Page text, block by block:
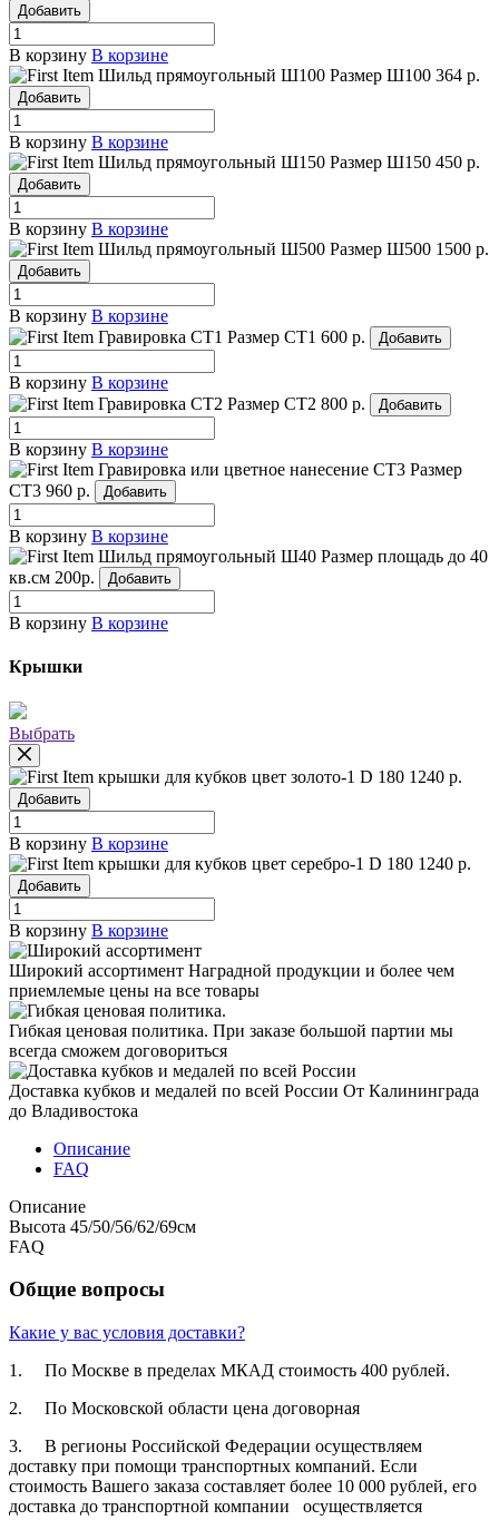
Добавить
В корзину В корзине
Шильд прямоугольный Ш100 Размер Ш100 364 р.
Добавить
В корзину В корзине
Шильд прямоугольный Ш150 Размер Ш150 450 р.
Добавить
В корзину В корзине
Шильд прямоугольный Ш500 Размер Ш500 1500 р.
Добавить
В корзину В корзине
Гравировка СТ1 Размер СТ1 600 р. Добавить
В корзину В корзине
Гравировка СТ2 Размер СТ2 800 р. Добавить
В корзину В корзине
Гравировка или цветное нанесение СТ3 Размер
СТ3 960 р. Добавить
В корзину В корзине
Шильд прямоугольный Ш40 Размер площадь до 40
кв.см 200р. Добавить
В корзину В корзине
Крышки
Выбрать
крышки для кубков цвет золото-1 D 180 1240 р.
Добавить
В корзину В корзине
крышки для кубков цвет серебро-1 D 180 1240 р.
Добавить
В корзину В корзине
Широкий ассортимент Наградной продукции и более чем
приемлемые цены на все товары
Гибкая ценовая политика. При заказе большой партии мы
всегда сможем договориться
Доставка кубков и медалей по всей России От Калининграда
до Владивостока
Описание
FAQ
Описание
Высота 45/50/56/62/69см
FAQ
Общие вопросы
Какие у вас условия доставки?
1. По Москве в пределах МКАД стоимость 400 рублей.
2. По Московской­ области цена договорная­
3. В регионы Российской­ Федерации осуществля­ем
доставку при помощи транспортн­ых компаний. Если
стоимость Вашего заказа составляет­ более 10 000 рублей, его
доставка до транспортн­ой компании осуществля­ется